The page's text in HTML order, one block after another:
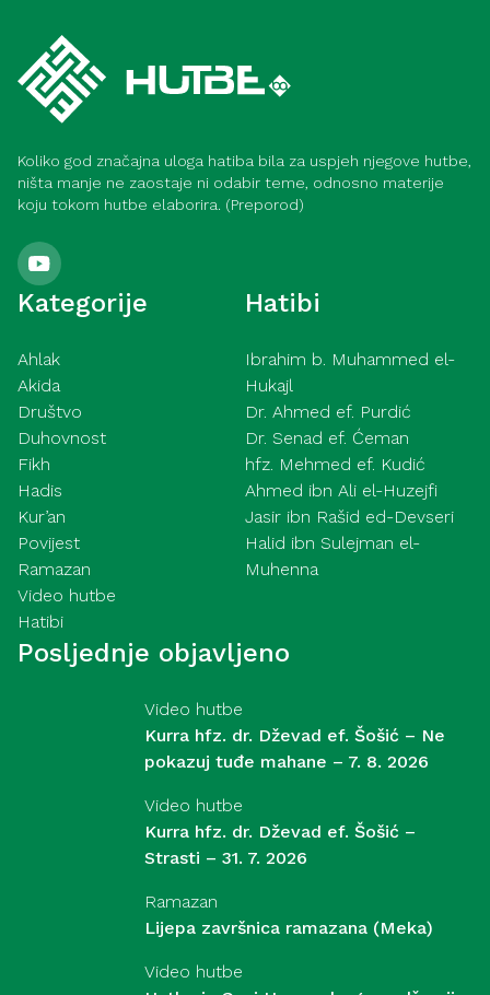
Koliko god značajna uloga hatiba bila za uspjeh njegove hutbe,
ništa manje ne zaostaje ni odabir teme, odnosno materije
koju tokom hutbe elaborira. (Preporod)
Kategorije
Ahlak
Akida
Društvo
Duhovnost
Fikh
Hadis
Kur’an
Povijest
Ramazan
Video hutbe
Hatibi
Hatibi
Ibrahim b. Muhammed el-
Hukajl
Dr. Ahmed ef. Purdić
Dr. Senad ef. Ćeman
hfz. Mehmed ef. Kudić
Ahmed ibn Ali el-Huzejfi
Jasir ibn Rašid ed-Devseri
Halid ibn Sulejman el-
Muhenna
Posljednje objavljeno
Video hutbe
Kurra hfz. dr. Dževad ef. Šošić – Ne
pokazuj tuđe mahane – 7. 8. 2026
Video hutbe
Kurra hfz. dr. Dževad ef. Šošić –
Strasti – 31. 7. 2026
Ramazan
Lijepa završnica ramazana (Meka)
Video hutbe